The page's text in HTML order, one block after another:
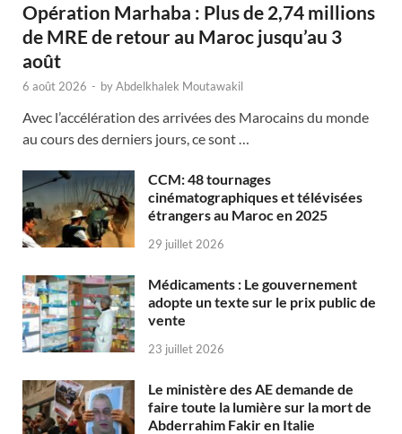
Opération Marhaba : Plus de 2,74 millions
de MRE de retour au Maroc jusqu’au 3
août
6 août 2026 - byAbdelkhalek Moutawakil
Avec l’accélération des arrivées des Marocains du monde
au cours des derniers jours, ce sont …
CCM: 48 tournages
cinématographiques et télévisées
étrangers au Maroc en 2025
29 juillet 2026
Médicaments : Le gouvernement
adopte un texte sur le prix public de
vente
23 juillet 2026
Le ministère des AE demande de
faire toute la lumière sur la mort de
Abderrahim Fakir en Italie